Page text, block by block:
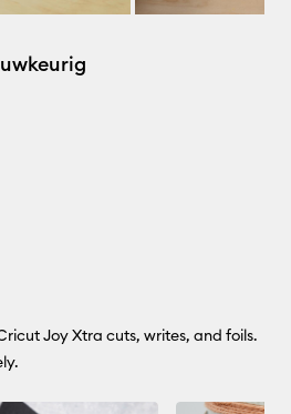
Joy Xtra cuts, writes, and foils.